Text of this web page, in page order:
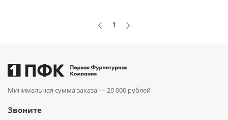
1
Минимальная сумма заказа —20 000 рублей
Звоните